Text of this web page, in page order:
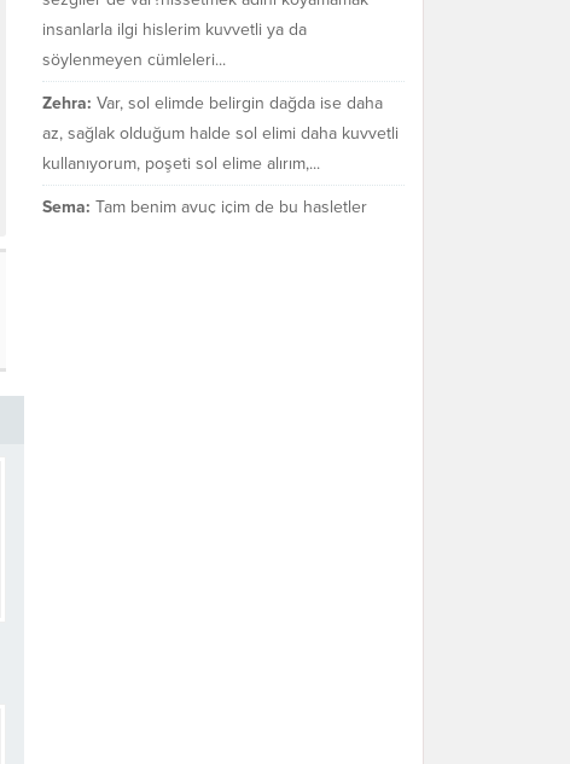
insanlarla ilgi hislerim kuvvetli ya da
söylenmeyen cümleleri...
Zehra: Var, sol elimde belirgin dağda ise daha
az, sağlak olduğum halde sol elimi daha kuvvetli
kullanıyorum, poşeti sol elime alırım,...
Sema: Tam benim avuç içim de bu hasletler